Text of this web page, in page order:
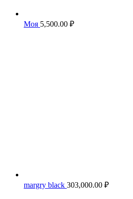
Моя 5,500.00 ₽
margry black 303,000.00 ₽